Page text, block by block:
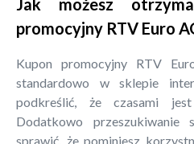
Jak możesz
promocyjny RTV Euro
Kupon promocyjny RTV
standardowo w sklepie
podkreślić, że czasami
Dodatkowo przeszukiwanie
sprawić, że pominiesz